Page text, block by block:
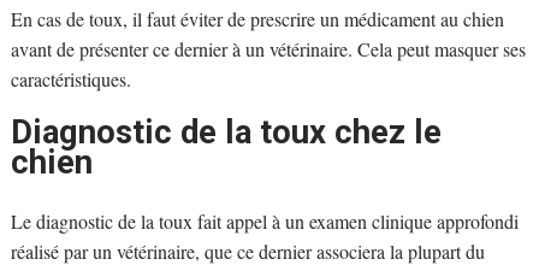
En cas de toux, il faut éviter de prescrire un médicament au chien
avant de présenter ce dernier à un vétérinaire. Cela peut masquer ses
caractéristiques.
Diagnostic de la toux chez le
chien
Le diagnostic de la toux fait appel à un examen clinique approfondi
réalisé par un vétérinaire, que ce dernier associera la plupart du